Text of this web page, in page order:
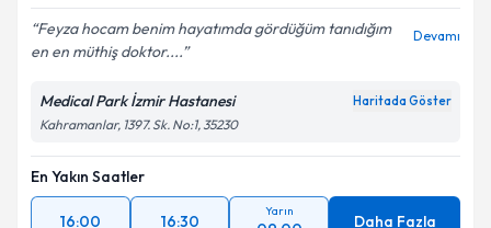
Feyza hocam benim hayatımda gördüğüm tanıdığım
en en müthiş doktor....
Devamı
Medical Park İzmir Hastanesi Haritada Göster
Kahramanlar, 1397. Sk. No:1, 35230
En Yakın Saatler
16:00 16:30
Yarın
Daha Fazla